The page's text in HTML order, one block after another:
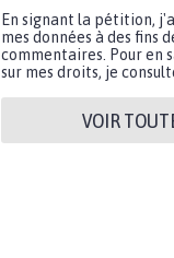
En signant la pétition,
mes données à des fins
commentaires. Pour en
sur mes droits, je
VOIR